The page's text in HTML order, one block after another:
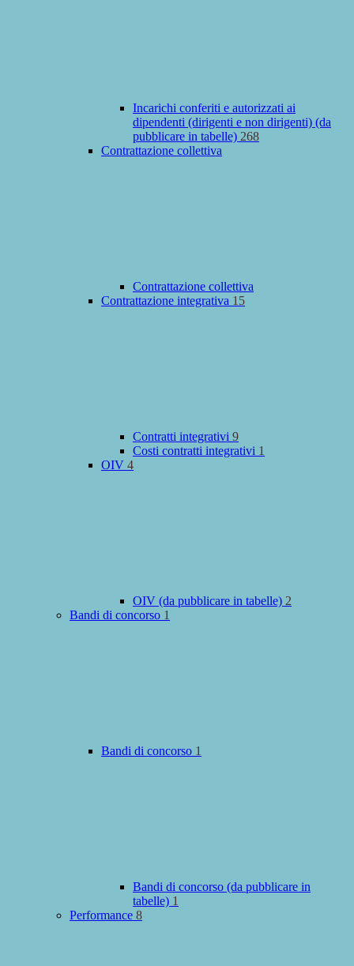
Incarichi conferiti e autorizzati ai
dipendenti (dirigenti e non dirigenti) (da
pubblicare in tabelle) 268
Contrattazione collettiva
Contrattazione collettiva
Contrattazione integrativa 15
Contratti integrativi 9
Costi contratti integrativi 1
OIV 4
OIV (da pubblicare in tabelle) 2
Bandi di concorso 1
Bandi di concorso 1
Bandi di concorso (da pubblicare in
tabelle) 1
Performance 8